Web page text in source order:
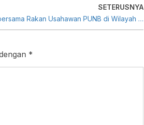
SETERUSNYA
Sesi Teh Tarik bersama Rakan Usahawan PUNB di Wilayah Selatan
*